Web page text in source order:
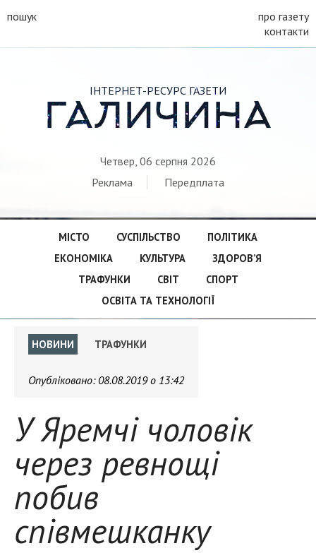
пошук
про газету
контакти
ІНТЕРНЕТ-РЕСУРС ГАЗЕТИ
ГАЛИЧИНА
Четвер, 06 серпня 2026
Реклама
Передплата
МІСТО СУСПІЛЬСТВО
ПОЛІТИКА
ЕКОНОМІКА
КУЛЬТУРА
ЗДОРОВ’Я
ТРАФУНКИ
СВІТ
СПОРТ
ОСВІТА ТА ТЕХНОЛОГІЇ
НОВИНИ ТРАФУНКИ
Опубліковано: 08.08.2019 о 13:42
У Яремчі чоловік
через ревнощі
побив
співмешканку